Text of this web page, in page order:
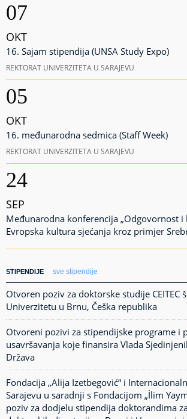
07
OKT
16. Sajam stipendija (UNSA Study Expo)
REKTORAT UNIVERZITETA U SARAJEVU
05
OKT
16. međunarodna sedmica (Staff Week)
REKTORAT UNIVERZITETA U SARAJEVU
24
SEP
Međunarodna konferencija „Odgovornost i
Evropska kultura sjećanja kroz primjer
STIPENDIJE sve stipendije
Otvoren poziv za doktorske studije CEITEC
Univerzitetu u Brnu, Češka republika
Otvoreni pozivi za stipendijske programe i
usavršavanja koje finansira Vlada
Država
Fondacija „Alija Izetbegović“ i
Sarajevu u saradnji s Fondacijom „İlim
poziv za dodjelu stipendija doktorandima